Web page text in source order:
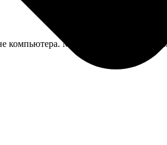
компьютера. Может, я слишком